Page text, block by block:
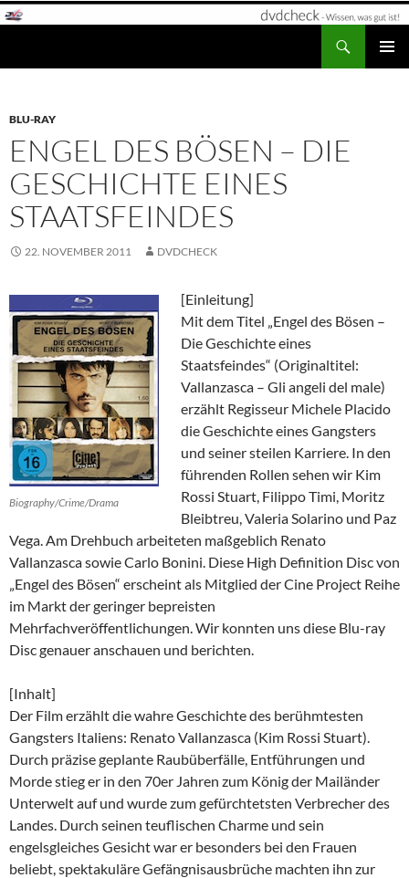
Zum
BLU-RAY
ENGEL DES BÖSEN – DIE
GESCHICHTE EINES
STAATSFEINDES
22. NOVEMBER 2011 DVDCHECK
Biography/Crime/Drama
[Einleitung]
Mit dem Titel „Engel des Bösen –
Die Geschichte eines
Staatsfeindes“ (Originaltitel:
Vallanzasca – Gli angeli del male)
erzählt Regisseur Michele Placido
die Geschichte eines Gangsters
und seiner steilen Karriere. In den
führenden Rollen sehen wir Kim
Rossi Stuart, Filippo Timi, Moritz
Bleibtreu, Valeria Solarino und Paz
Vega. Am Drehbuch arbeiteten maßgeblich Renato
Vallanzasca sowie Carlo Bonini. Diese High Definition Disc von
„Engel des Bösen“ erscheint als Mitglied der Cine Project Reihe
im Markt der geringer bepreisten
Mehrfachveröffentlichungen. Wir konnten uns diese Blu-ray
Disc genauer anschauen und berichten.
[Inhalt]
Der Film erzählt die wahre Geschichte des berühmtesten
Gangsters Italiens: Renato Vallanzasca (Kim Rossi Stuart).
Durch präzise geplante Raubüberfälle, Entführungen und
Morde stieg er in den 70er Jahren zum König der Mailänder
Unterwelt auf und wurde zum gefürchtetsten Verbrecher des
Landes. Durch seinen teuflischen Charme und sein
engelsgleiches Gesicht war er besonders bei den Frauen
beliebt, spektakuläre Gefängnisausbrüche machten ihn zur